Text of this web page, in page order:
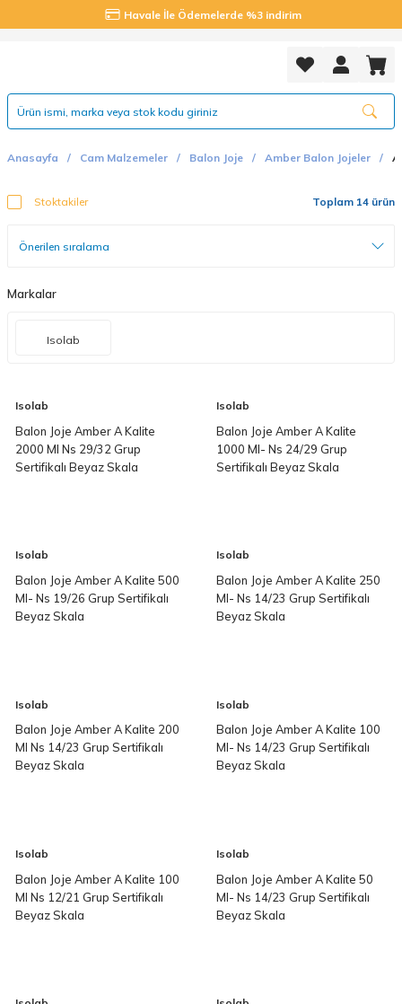
Havale İle Ödemelerde %3 indirim
Anasayfa Cam Malzemeler Balon Joje Amber Balon Jojeler A
Stoktakiler Toplam 14 ürün
Markalar
Isolab
Isolab
Balon Joje Amber A Kalite
2000 Ml Ns 29/32 Grup
Sertifikalı Beyaz Skala
Isolab
Balon Joje Amber A Kalite
1000 Ml- Ns 24/29 Grup
Sertifikalı Beyaz Skala
Isolab
Balon Joje Amber A Kalite 500
Ml- Ns 19/26 Grup Sertifikalı
Beyaz Skala
Isolab
Balon Joje Amber A Kalite 250
Ml- Ns 14/23 Grup Sertifikalı
Beyaz Skala
Isolab
Balon Joje Amber A Kalite 200
Ml Ns 14/23 Grup Sertifikalı
Beyaz Skala
Isolab
Balon Joje Amber A Kalite 100
Ml- Ns 14/23 Grup Sertifikalı
Beyaz Skala
Isolab
Balon Joje Amber A Kalite 100
Ml Ns 12/21 Grup Sertifikalı
Beyaz Skala
Isolab
Balon Joje Amber A Kalite 50
Ml- Ns 14/23 Grup Sertifikalı
Beyaz Skala